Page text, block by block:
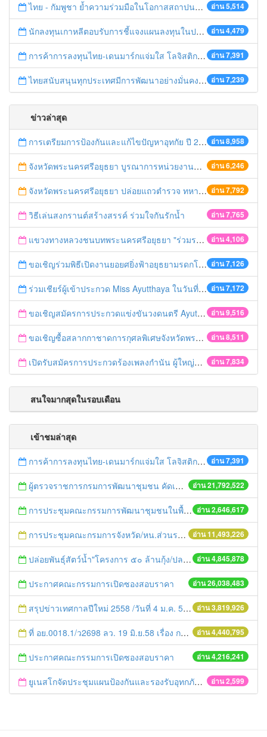
อ่าน 5,514
ไทย - กัมพูชา ย้ำความร่วมมือในโอกาสสถาปนาความสัมพันธ์ทางการทูตครบรอบ 65 ปี
อ่าน 4,479
นักลงทุนเกาหลีตอบรับการชี้แจงแผนลงทุนในประเทศไทย
อ่าน 7,391
การค้าการลงทุนไทย-เดนมาร์กแจ่มใส โลจิสติกส์ไทยโดดเด่นในภูมิภาค
อ่าน 7,239
ไทยสนับสนุนทุกประเทศมีการพัฒนาอย่างมั่นคง มั่งคั่ง ยั่งยืน ในการประชุม Boao Forum for Asia
ข่าวล่าสุด
อ่าน 8,958
การเตรียมการป้องกันและแก้ไขปัญหาอุทกัย ปี 2561
อ่าน 6,246
จังหวัดพระนครศรีอยุธยา บูรณาการหน่วยงานที่เกี่ยวข้อง ลงพื้นที่จัดระเบียบและดำเนินมาตรการตามบทลงโทษสูงสุดกับผู้ประกอบการร้านค้าที่ยังฝ่าฝืนตั้งร้านค้ารุกล้ำเขตพื้นที่ทางหลวง เตรียมความปลอดภัยก่อนเทศกาลสงกรานต์
อ่าน 7,792
จังหวัดพระนครศรีอยุธยา ปล่อยแถวตำรวจ ทหาร ฝ่ายปกครอง กว่า 100 นาย ตรวจเข้มท่ารถสาธารณะ สถานีขนส่งรถโดยสาร วินรถตู้ และสถานีรถไฟ เตรียมรับมือเทศกาลสงกรานต์
อ่าน 7,765
วิธีเล่นสงกรานต์สร้างสรรค์ ร่วมใจกันรักน้ำ
อ่าน 4,106
แขวงทางหลวงชนบทพระนครศรีอยุธยา "ร่วมรณรงค์ ขับช้า เปิดไฟหน้า คาดเข็มขัด" เทศกาลสงกรานต์ ปี 2561
อ่าน 7,126
ขอเชิญร่วมพิธีเปิดงานยอยศยิ่งฟ้าอยุธยามรดกโลก
อ่าน 7,172
ร่วมเชียร์ผู้เข้าประกวด Miss Ayutthaya ในวันที่ 15 ธันวาคม 2560
อ่าน 9,516
ขอเชิญสมัครการประกวดแข่งขันวงดนตรี Ayutthaya battle of the bands
อ่าน 8,511
ขอเชิญซื้อสลากกาชาดการกุศลพิเศษจังหวัดพระนครศรีอยุธยา 2560
อ่าน 7,834
เปิดรับสมัครการประกวดร้องเพลงกำนัน ผู้ใหญ่บ้าน ฯลฯ
สนใจมากสุดในรอบเดือน
เข้าชมล่าสุด
อ่าน 7,391
การค้าการลงทุนไทย-เดนมาร์กแจ่มใส โลจิสติกส์ไทยโดดเด่นในภูมิภาค
อ่าน 21,792,522
ผู้ตรวจราชการกรมการพัฒนาชุมชน คัดเลือกข้าราชการและลูกจ้างดีเด่น และหน่วยงานพัฒนาชุมชนใสสะอาด ประจำปี ๒๕๕๔
อ่าน 2,646,617
การประชุมคณะกรรมการพัฒนาชุมชนในพื้นที่รอบโรงไฟฟ้า (คพรฟ.) ครั้งที่ 2/2558 กองทุนพัฒนาไฟฟ้าบริษัท โรจนะเพาเวอร์ จำกัด
อ่าน 11,493,226
การประชุมคณะกรมการจังหวัด/หน.ส่วนราชการประจำเดือน มิถุนายน 2558
อ่าน 4,845,878
ปล่อยพันธุ์สัตว์น้ำ"โครงการ ๕๐ ล้านกุ้ง/ปลา ฟื้นชีวิตใหม่ให้เจ้าพระยา
อ่าน 26,038,483
ประกาศคณะกรรมการเปิดซองสอบราคา
อ่าน 3,819,926
สรุปข่าวเทศกาลปีใหม่ 2558 /วันที่ 4 ม.ค. 58
อ่าน 4,440,795
ที่ อย.0018.1/ว2698 ลว. 19 มิ.ย.58 เรื่อง การแก้ไขปัญหาหนี้สินให้แก่เกษตรกร
อ่าน 4,216,241
ประกาศคณะกรรมการเปิดซองสอบราคา
อ่าน 2,599
ยูเนสโกจัดประชุมแผนป้องกันและรองรับอุทกภัยสำหรับแหล่งมรดกโลกพระนครศรีอยุธยา